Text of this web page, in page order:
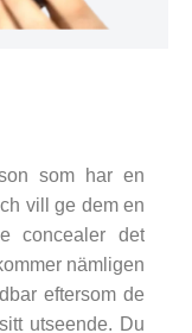
som har en
vill ge dem en
concealer det
nämligen
eftersom de
utseende. Du